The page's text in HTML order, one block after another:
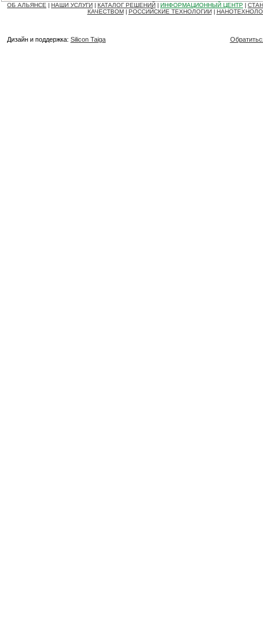
ОБ АЛЬЯНСЕ НАШИ УСЛУГИ КАТАЛОГ РЕШЕНИЙ ИНФОРМАЦИОННЫЙ ЦЕНТР
КАЧЕСТВОМ
РОССИЙСКИЕ ТЕХНОЛОГИИ
Дизайн и поддержка: Silicon Taiga